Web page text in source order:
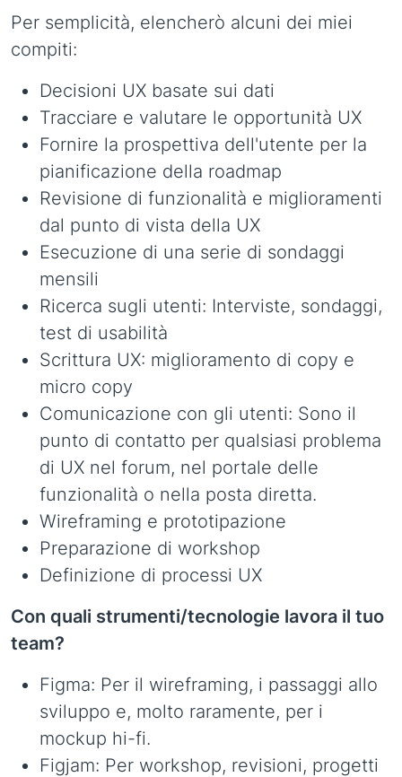
Per semplicità, elencherò alcuni dei miei
compiti:
Decisioni UX basate sui dati
Tracciare e valutare le opportunità UX
Fornire la prospettiva dell'utente per la
pianificazione della roadmap
Revisione di funzionalità e miglioramenti
dal punto di vista della UX
Esecuzione di una serie di sondaggi
mensili
Ricerca sugli utenti: Interviste, sondaggi,
test di usabilità
Scrittura UX: miglioramento di copy e
micro copy
Comunicazione con gli utenti: Sono il
punto di contatto per qualsiasi problema
di UX nel forum, nel portale delle
funzionalità o nella posta diretta.
Wireframing e prototipazione
Preparazione di workshop
Definizione di processi UX
Con quali strumenti/tecnologie lavora il tuo
team?
Figma: Per il wireframing, i passaggi allo
sviluppo e, molto raramente, per i
mockup hi-fi.
Figjam: Per workshop, revisioni, progetti